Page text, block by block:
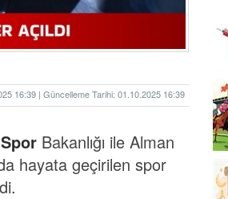
16:39 | Güncelleme Tarihi: 01.10.2025 16:39
Spor Bakanlığı ile Alman
hayata geçirilen spor